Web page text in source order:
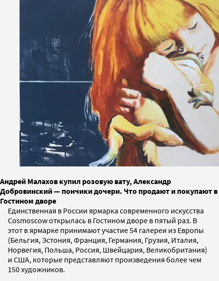
Андрей Малахов купил розовую вату, Александр
Добровинский — пончики дочери. Что продают и покупают в
Гостином дворе
Единственная в России ярмарка современного искусства
Cosmoscow открылась в Гостином дворе в пятый раз. В
этот в ярмарке принимают участие 54 галереи из Европы
(Бельгия, Эстония, Франция, Германия, Грузия, Италия,
Норвегия, Польша, Россия, Швейцария, Великобритания)
и США, которые представляют произведения более чем
150 художников.